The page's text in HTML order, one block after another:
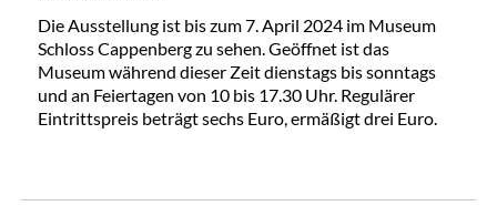
Die Ausstellung ist bis zum 7. April 2024 im Museum
Schloss Cappenberg zu sehen. Geöffnet ist das
Museum während dieser Zeit dienstags bis sonntags
und an Feiertagen von 10 bis 17.30 Uhr. Regulärer
Eintrittspreis beträgt sechs Euro, ermäßigt drei Euro.